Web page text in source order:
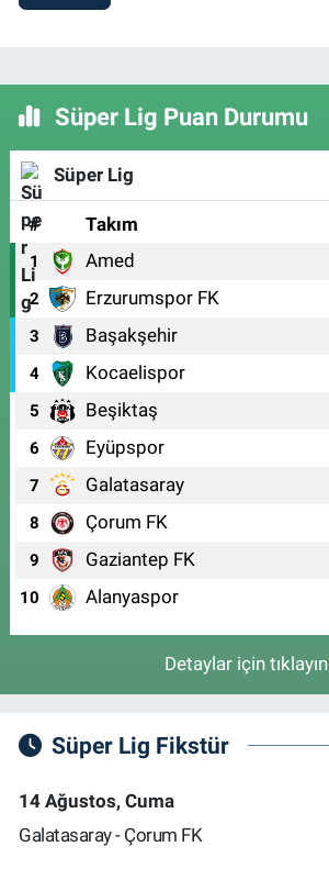
Süper Lig Puan Durumu
Süper Lig
# Takım
1 Amed
2 Erzurumspor FK
3 Başakşehir
4 Kocaelispor
5 Beşiktaş
6 Eyüpspor
7 Galatasaray
8 Çorum FK
9 Gaziantep FK
10 Alanyaspor
Detaylar için tıklayın
Süper Lig Fikstür
14 Ağustos, Cuma
Galatasaray - Çorum FK